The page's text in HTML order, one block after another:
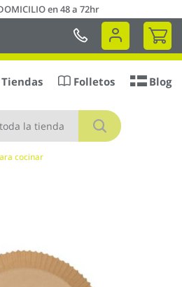
en 48 a 72hr
Mi
Buscar
Tiendas Folletos Blog
cocinar